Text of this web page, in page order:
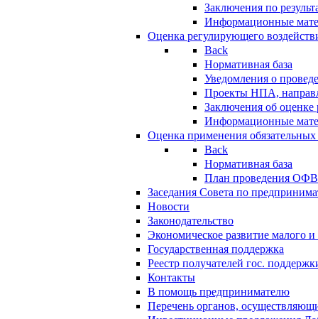
Заключения по
Информационные
Оценка регулирующего
Back
Нормативная база
Уведомления о
Проекты НПА,
Заключения об
Информационные
Оценка применения
Back
Нормативная база
План проведения
Заседания Совета по
Новости
Законодательство
Экономическое развитие малого и
Государственная поддержка
Реестр получателей гос.
Контакты
В помощь предпринимателю
Перечень органов,